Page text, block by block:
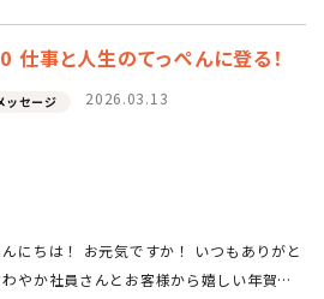
事と人生のてっぺんに登る！
2026.03.13
ッセージ
にちは！ お元気ですか！ いつもありがと
やか社員さんとお客様から嬉しい年賀状